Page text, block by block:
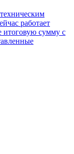
работает
итоговую сумму с